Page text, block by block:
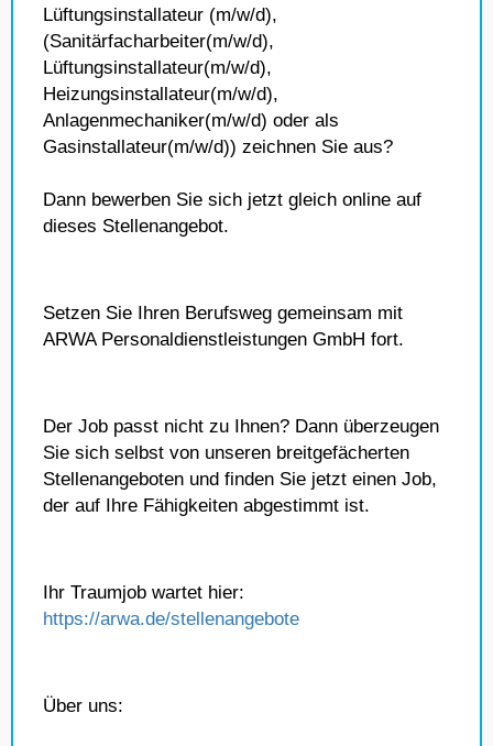
Lüftungsinstallateur (m/w/d),
(Sanitärfacharbeiter(m/w/d),
Lüftungsinstallateur(m/w/d),
Heizungsinstallateur(m/w/d),
Anlagenmechaniker(m/w/d) oder als
Gasinstallateur(m/w/d)) zeichnen Sie aus?
Dann bewerben Sie sich jetzt gleich online auf
dieses Stellenangebot.
Setzen Sie Ihren Berufsweg gemeinsam mit
ARWA Personaldienstleistungen GmbH fort.
Der Job passt nicht zu Ihnen? Dann überzeugen
Sie sich selbst von unseren breitgefächerten
Stellenangeboten und finden Sie jetzt einen Job,
der auf Ihre Fähigkeiten abgestimmt ist.
Ihr Traumjob wartet hier:
https://arwa.de/stellenangebote
Über uns: